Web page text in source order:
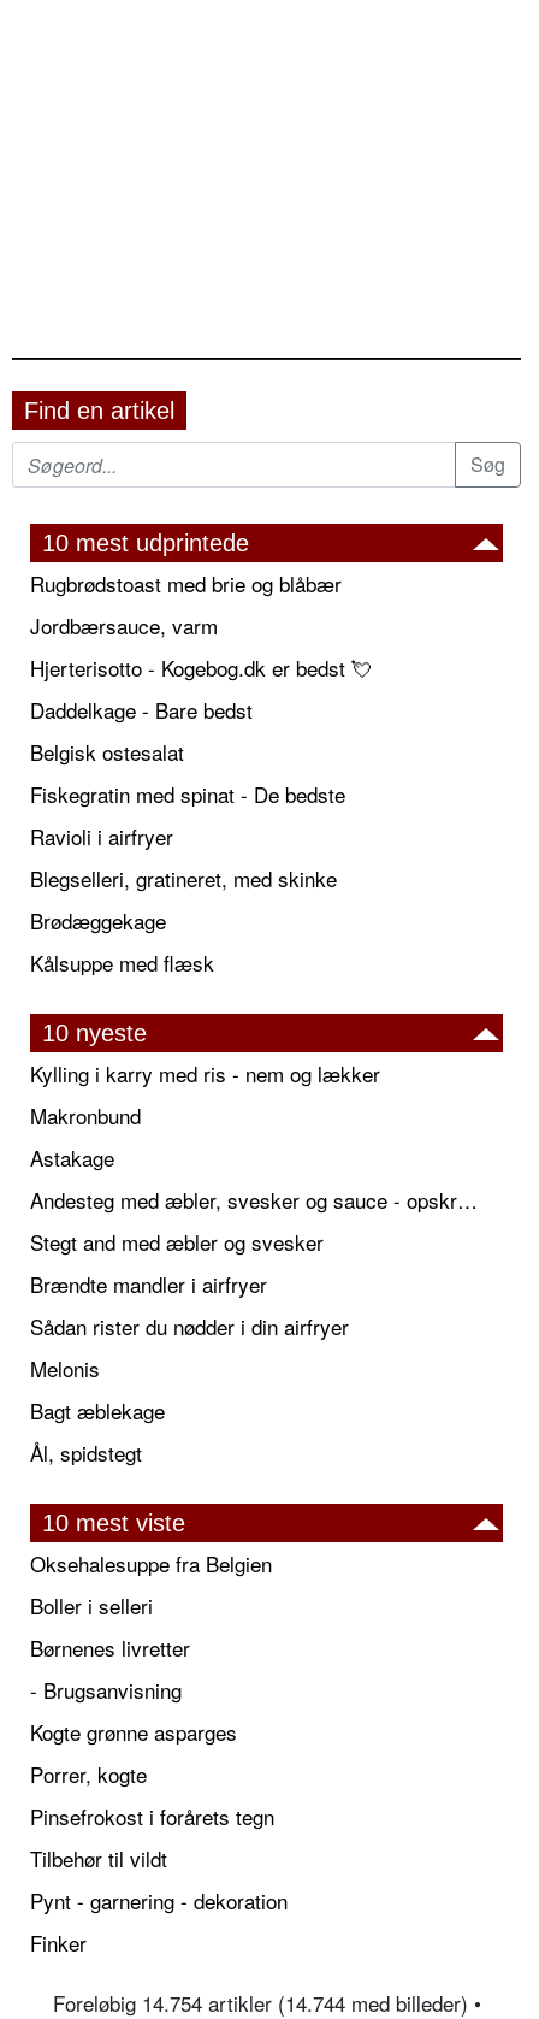
Find en artikel
10 mest udprintede
Rugbrødstoast med brie og blåbær
Jordbærsauce, varm
Hjerterisotto - Kogebog.dk er bedst 💘
Daddelkage - Bare bedst
Belgisk ostesalat
Fiskegratin med spinat - De bedste
Ravioli i airfryer
Blegselleri, gratineret, med skinke
Brødæggekage
Kålsuppe med flæsk
10 nyeste
Kylling i karry med ris - nem og lækker
Makronbund
Astakage
Andesteg med æbler, svesker og sauce - opskrift også til jul
Stegt and med æbler og svesker
Brændte mandler i airfryer
Sådan rister du nødder i din airfryer
Melonis
Bagt æblekage
Ål, spidstegt
10 mest viste
Oksehalesuppe fra Belgien
Boller i selleri
Børnenes livretter
- Brugsanvisning
Kogte grønne asparges
Porrer, kogte
Pinsefrokost i forårets tegn
Tilbehør til vildt
Pynt - garnering - dekoration
Finker
Foreløbig 14.754 artikler (14.744 med billeder) •